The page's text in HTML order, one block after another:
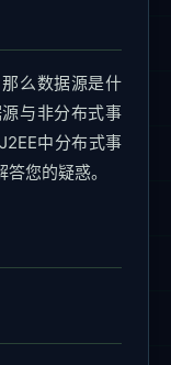
么数据源是什
与非分布式事
中分布式事
您的疑惑。